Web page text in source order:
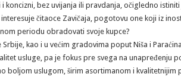
bez uvijanja ili pravdanja, očigledno
čitaoce Zavičaja, pogotovu one koji iz
periodu obradovati svoje kupce?
Srbije, kao i u većim gradovima poput Niša i
usluge, pa je fokus pre svega na unapređenju
boljom uslugom, širim asortimanom i kvalitetnijim